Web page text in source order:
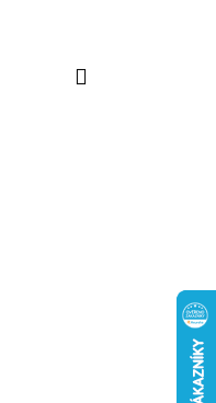
Nákupní